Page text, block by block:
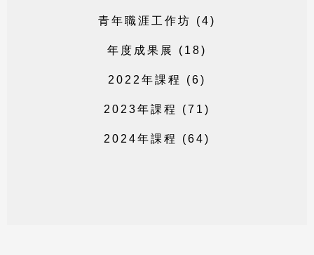
青年職涯 工 作坊 (4)
年 度 成果 展 ( 1 8)
2 0 2 2 年課 程 (6)
2 0 2 3年課 程 (7 1 )
2 0 2 4年課 程 (64)